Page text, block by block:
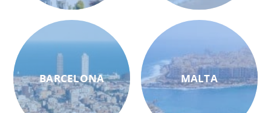
BARCELONA MALTA